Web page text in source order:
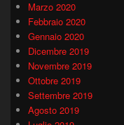
Marzo 2020
Febbraio 2020
Gennaio 2020
Dicembre 2019
Novembre 2019
Ottobre 2019
Settembre 2019
Agosto 2019